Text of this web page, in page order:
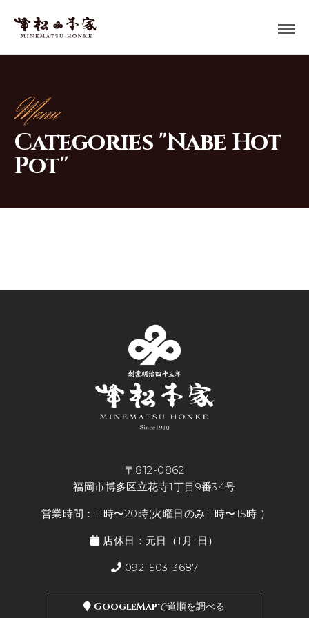
Menu
Categories "Nabe Hot
Pot"
〒812-0862
福岡市博多区立花寺1丁目9番34号
営業時間：11時〜20時(火曜日のみ11時〜15時 ）
店休日：元日（1月1日）
092-503-3687
GoogleMapで道順を調べる